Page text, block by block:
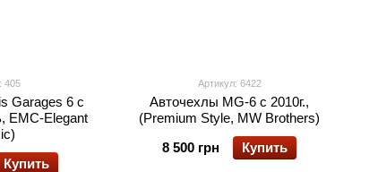
405
Garages 6 с
EMC-Elegant
Купить
Артикул: 6422
Авточехлы MG-6 с 2010г.,
(Premium Style, MW Brothers)
8 500 грн
Купить